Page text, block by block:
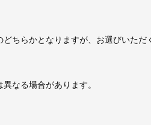
ちらかとなりますが、お選びいただ
なる場合があります。